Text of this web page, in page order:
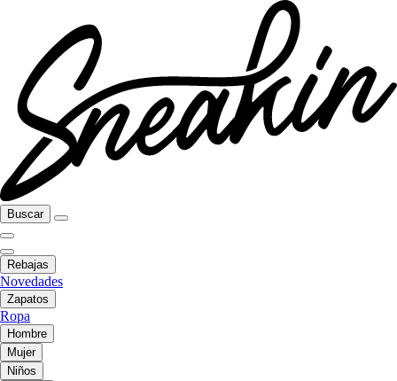
Buscar
Rebajas
Novedades
Zapatos
Ropa
Hombre
Mujer
Niños